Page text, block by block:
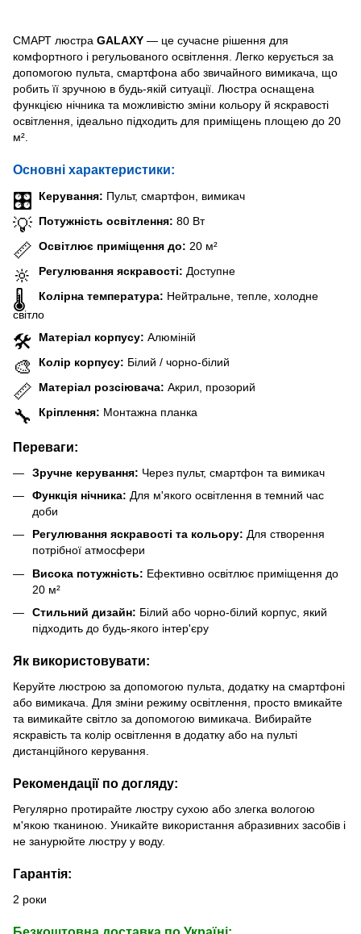
СМАРТ люстра GALAXY — це сучасне рішення для
комфортного і регульованого освітлення. Легко керується за
допомогою пульта, смартфона або звичайного вимикача, що
робить її зручною в будь-якій ситуації. Люстра оснащена
функцією нічника та можливістю зміни кольору й яскравості
освітлення, ідеально підходить для приміщень площею до 20
м².
Основні характеристики:
🎛️ Керування: Пульт, смартфон, вимикач
💡 Потужність освітлення: 80 Вт
📏 Освітлює приміщення до: 20 м²
🔆 Регулювання яскравості: Доступне
🌡️ Колірна температура: Нейтральне, тепле, холодне
світло
🛠️ Матеріал корпусу: Алюміній
🎨 Колір корпусу: Білий / чорно-білий
📏 Матеріал розсіювача: Акрил, прозорий
🔧 Кріплення: Монтажна планка
Переваги:
Зручне керування: Через пульт, смартфон та вимикач
Функція нічника: Для м'якого освітлення в темний час
доби
Регулювання яскравості та кольору: Для створення
потрібної атмосфери
Висока потужність: Ефективно освітлює приміщення до
20 м²
Стильний дизайн: Білий або чорно-білий корпус, який
підходить до будь-якого інтер'єру
Як використовувати:
Керуйте люстрою за допомогою пульта, додатку на смартфоні
або вимикача. Для зміни режиму освітлення, просто вмикайте
та вимикайте світло за допомогою вимикача. Вибирайте
яскравість та колір освітлення в додатку або на пульті
дистанційного керування.
Рекомендації по догляду:
Регулярно протирайте люстру сухою або злегка вологою
м'якою тканиною. Уникайте використання абразивних засобів і
не занурюйте люстру у воду.
Гарантія:
2 роки